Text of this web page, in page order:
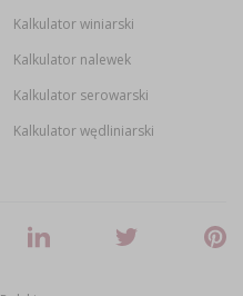
Kalkulator winiarski
Kalkulator nalewek
Kalkulator serowarski
Kalkulator wędliniarski